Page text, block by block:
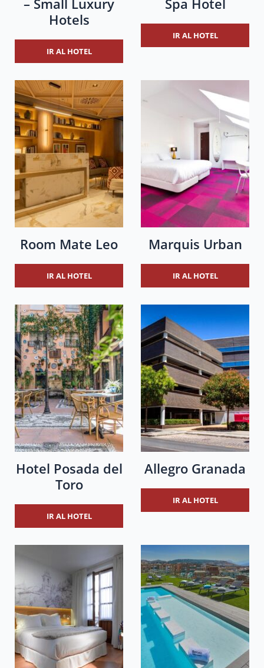
– Small Luxury
Hotels
IR AL HOTEL
Spa Hotel
IR AL HOTEL
Room Mate Leo
IR AL HOTEL
Marquis Urban
IR AL HOTEL
Hotel Posada del
Toro
IR AL HOTEL
Allegro Granada
IR AL HOTEL